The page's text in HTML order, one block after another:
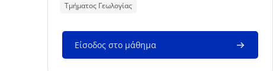
Τμήματος Γεωλογίας
Είσοδος στο μάθημα